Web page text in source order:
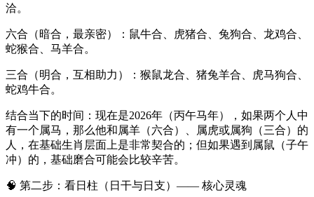
洽。
六合（暗合，最亲密）：鼠牛合、虎猪合、兔狗合、龙鸡合、
蛇猴合、马羊合。
三合（明合，互相助力）：猴鼠龙合、猪兔羊合、虎马狗合、
蛇鸡牛合。
结合当下的时间：现在是2026年（丙午马年），如果两个人中
有一个属马，那么他和属羊（六合）、属虎或属狗（三合）的
人，在基础生肖层面上是非常契合的；但如果遇到属鼠（子午
冲）的，基础磨合可能会比较辛苦。
🧠 第二步：看日柱（日干与日支）—— 核心灵魂